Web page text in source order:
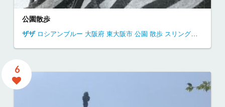
公園散歩
ザザ ロシアンブルー 大阪府 東大阪市 公園 散歩 スリングバッグ
6